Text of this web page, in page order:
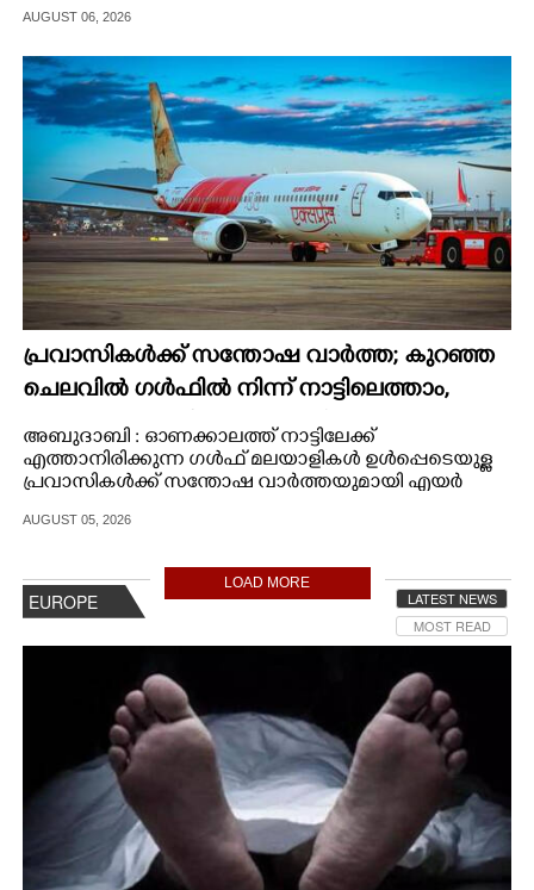
AUGUST 06, 2026
പ്രവാസികൾക്ക് സന്തോഷ വാർത്ത; കുറഞ്ഞ
ചെലവിൽ ഗൾഫിൽ നിന്ന് നാട്ടിലെത്താം,​
കൂടുതൽ സർവീസുകളുമായി എയർഇന്ത്യ
എക്സ്പ്രസ്
അബുദാബി : ഓണക്കാലത്ത് നാട്ടിലേക്ക്
എത്താനിരിക്കുന്ന ഗൾഫ് മലയാളികൾ ഉൾപ്പെടെയുള്ള
പ്രവാസികൾക്ക് സന്തോഷ വാർത്തയുമായി എയർ
AUGUST 05, 2026
LOAD MORE
EUROPE
LATEST NEWS
MOST READ